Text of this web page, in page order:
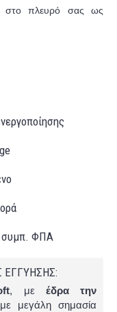
στο πλευρό σας ως
συμπ. ΦΠΑ
, με έδρα την
μεγάλη σημασία